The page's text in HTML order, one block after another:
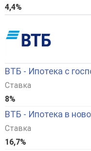
4,4%
ВТБ - Ипотека с
Ставка
8%
ВТБ - Ипотека в
Ставка
16,7%